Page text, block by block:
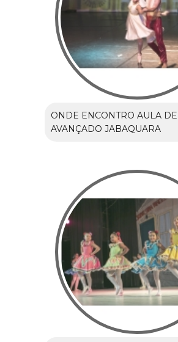
ONDE ENCONTRO AULA
AVANÇADO JABAQUARA